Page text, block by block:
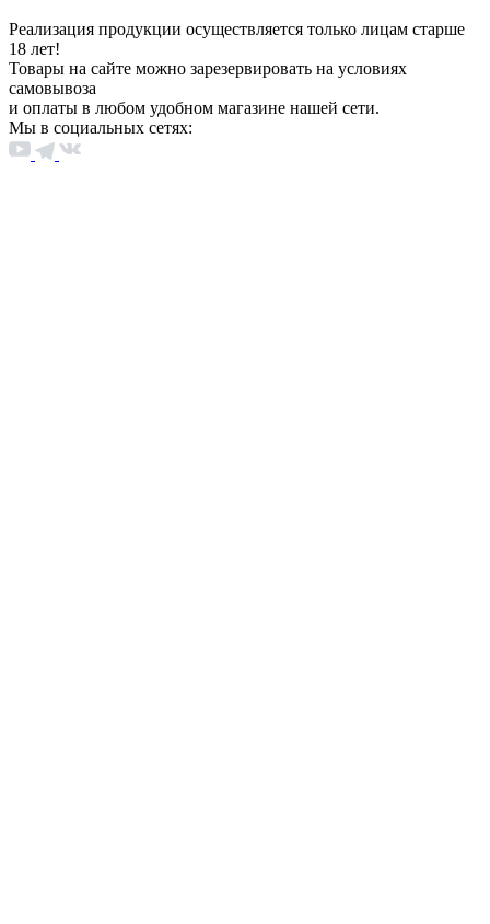
Реализация продукции осуществляется только лицам старше
18 лет!
Товары на сайте можно зарезервировать на условиях
самовывоза
и оплаты в любом удобном магазине нашей сети.
Мы в социальных сетях: